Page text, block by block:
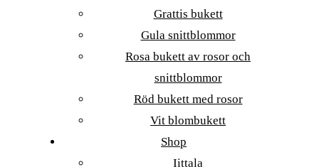
Grattis bukett
Gula snittblommor
Rosa bukett av rosor och
snittblommor
Röd bukett med rosor
Vit blombukett
Shop
Iittala